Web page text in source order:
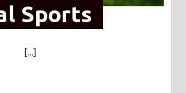
Sports
[...]